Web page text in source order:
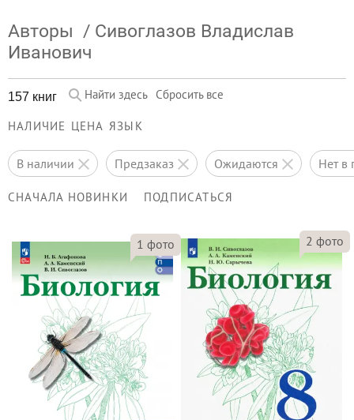
Авторы / Сивоглазов Владислав
Иванович
157 книг Найти здесь Сбросить все
НАЛИЧИЕ ЦЕНА ЯЗЫК
в наличии предзаказ ожидаются нет
СНАЧАЛА НОВИНКИ ПОДПИСАТЬСЯ
1 фото 2 фото